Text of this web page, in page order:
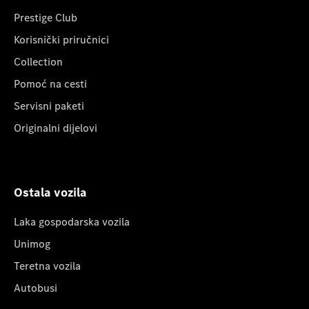
Prestige Club
Korisnički priručnici
Collection
Pomoć na cesti
Servisni paketi
Originalni dijelovi
Ostala vozila
Laka gospodarska vozila
Unimog
Teretna vozila
Autobusi